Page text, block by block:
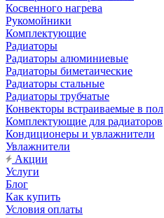
Косвенного нагрева
Рукомойники
Комплектующие
Радиаторы
Радиаторы алюминиевые
Радиаторы биметаические
Радиаторы стальные
Радиаторы трубчатые
Конвекторы встраиваемые в пол
Комплектующие для радиаторов
Кондиционеры и увлажнители
Увлажнители
Акции
Услуги
Блог
Как купить
Условия оплаты